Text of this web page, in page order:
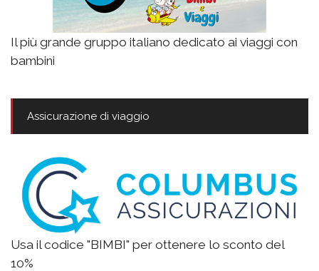
Il più grande gruppo italiano dedicato ai viaggi con
bambini
Assicurazione di viaggio
Usa il codice "BIMBI" per ottenere lo sconto del
10%